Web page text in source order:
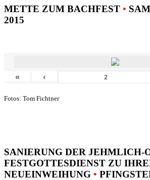
METTE ZUM BACHFEST •
2015
« ‹
Fotos: Tom Fichtner
SANIERUNG DER JEHMLICH-
FESTGOTTESDIENST ZU
NEUEINWEIHUNG •